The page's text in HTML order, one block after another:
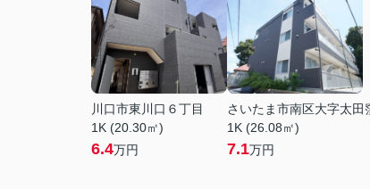
川口市東川口６丁目
1K (20.30㎡)
6.4万円
さいたま市南区大字太田
1K (26.08㎡)
7.1万円